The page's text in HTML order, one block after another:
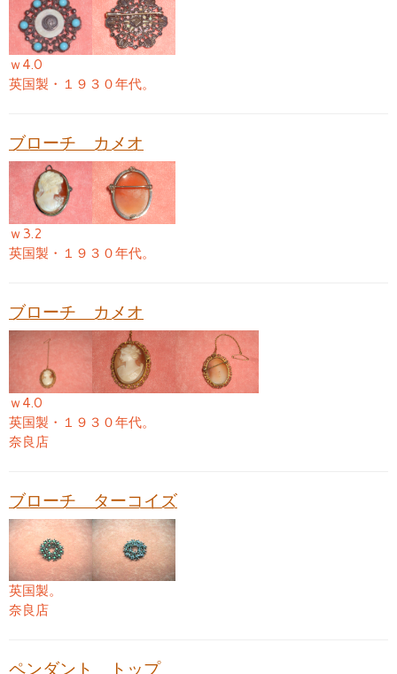
ｗ4.0
英国製・１９３０年代。
ブローチ カメオ
ｗ3.2
英国製・１９３０年代。
ブローチ カメオ
ｗ4.0
英国製・１９３０年代。
奈良店
ブローチ ターコイズ
英国製。
奈良店
ペンダント トップ